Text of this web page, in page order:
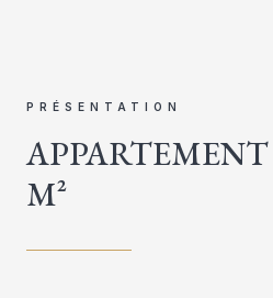
PRÉSENTATION
APPARTEMENT
M²